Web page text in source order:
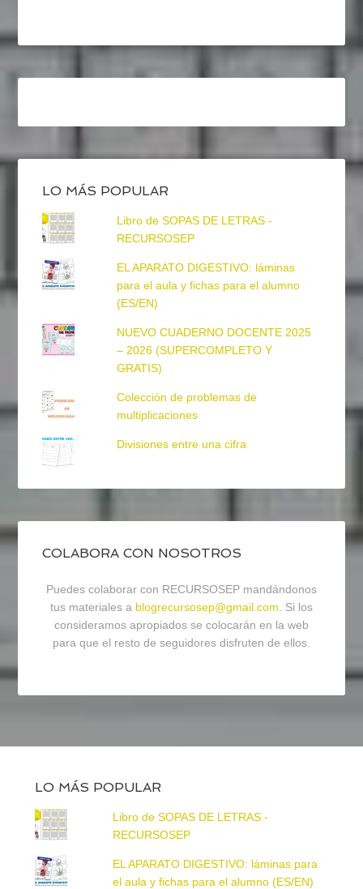
LO MÁS POPULAR
Libro de SOPAS DE LETRAS -
RECURSOSEP
EL APARATO DIGESTIVO: láminas
para el aula y fichas para el alumno
(ES/EN)
NUEVO CUADERNO DOCENTE 2025
– 2026 (SUPERCOMPLETO Y
GRATIS)
Colección de problemas de
multiplicaciones
Divisiones entre una cifra
COLABORA CON NOSOTROS
Puedes colaborar con RECURSOSEP mandándonos
tus materiales a blogrecursosep@gmail.com. Si los
consideramos apropiados se colocarán en la web
para que el resto de seguidores disfruten de ellos.
LO MÁS POPULAR
Libro de SOPAS DE LETRAS -
RECURSOSEP
EL APARATO DIGESTIVO: láminas para
el aula y fichas para el alumno (ES/EN)